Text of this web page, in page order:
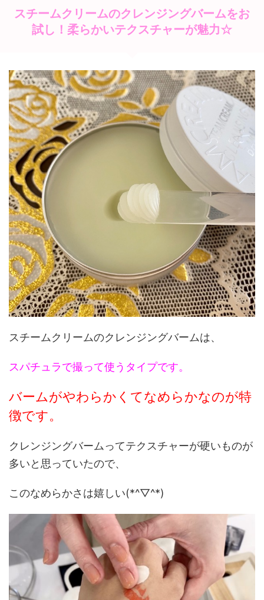
スチームクリームのクレンジングバームをお
試し！柔らかいテクスチャーが魅力☆
スチームクリームのクレンジングバームは、
スパチュラで撮って使うタイプです。
バームがやわらかくてなめらかなのが特
徴です。
クレンジングバームってテクスチャーが硬いものが
多いと思っていたので、
このなめらかさは嬉しい(*^▽^*)